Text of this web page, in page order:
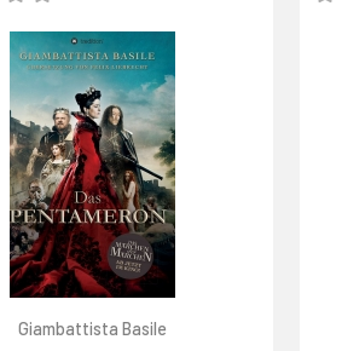
Giambattista Basile